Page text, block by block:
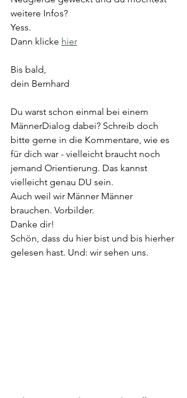
weitere Infos?
Yess.
Dann klicke hier
Bis bald,
dein Bernhard
Du warst schon einmal bei einem
MännerDialog dabei? Schreib doch
bitte gerne in die Kommentare, wie es
für dich war - vielleicht braucht noch
jemand Orientierung. Das kannst
vielleicht genau DU sein.
Auch weil wir Männer Männer
brauchen. Vorbilder.
Danke dir!
Schön, dass du hier bist und bis hierher
gelesen hast. Und: wir sehen uns.